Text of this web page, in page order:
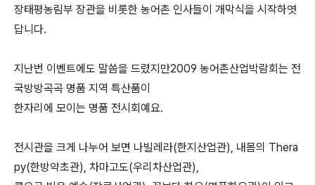
장태평농림부 장관을 비롯한 농어촌 인사들이 개막식을 시작하엿
답니다.
지난번 이벤트에도 말씀을 드렸지만2009 농어촌산업박람회는 전
국방방곡곡 명품 지역 특산품이
한자리에 모이는 명품 전시회예요.
전시관을 크게 나누어 보면 나빌레라(한지산업관), 내몸의 Thera
py(한방약초관), 차마고도(우리차산업관),